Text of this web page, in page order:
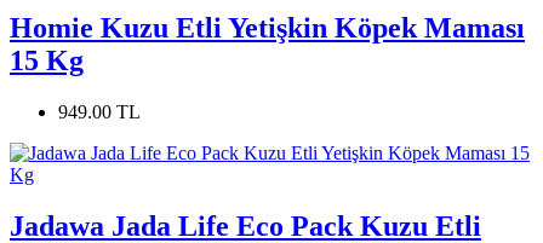
Homie Kuzu Etli Yetişkin Köpek Maması
15 Kg
949.00 TL
Jadawa Jada Life Eco Pack Kuzu Etli